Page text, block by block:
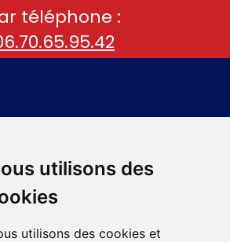
utilisons des
utilisons des cookies et
téléphone :
liens utiles :